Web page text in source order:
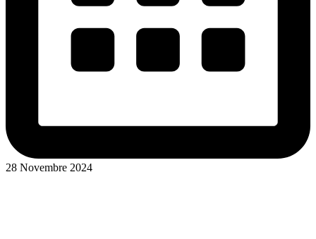
28 Novembre 2024